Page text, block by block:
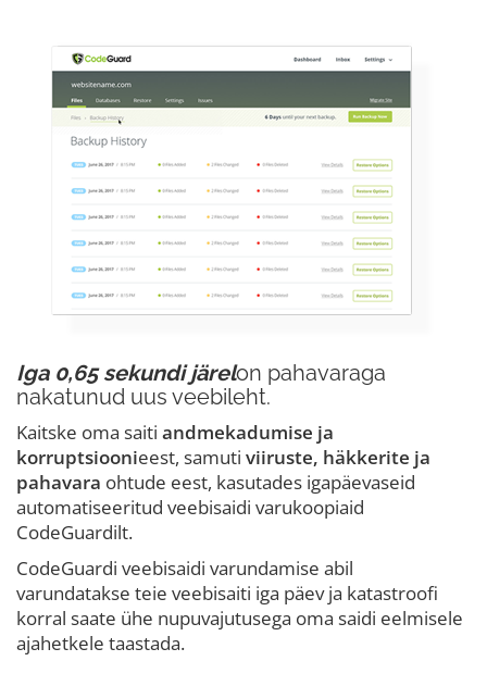
Iga 0,65 sekundi järelon pahavaraga
nakatunud uus veebileht.
Kaitske oma saiti andmekadumise ja
korruptsioonieest, samuti viiruste, häkkerite ja
pahavara ohtude eest, kasutades igapäevaseid
automatiseeritud veebisaidi varukoopiaid
CodeGuardilt.
CodeGuardi veebisaidi varundamise abil
varundatakse teie veebisaiti iga päev ja katastroofi
korral saate ühe nupuvajutusega oma saidi eelmisele
ajahetkele taastada.